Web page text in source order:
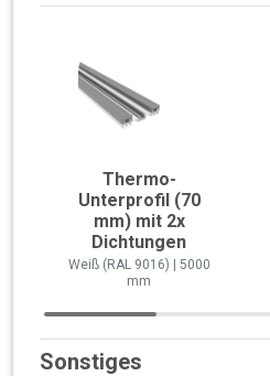
Thermo-
Unterprofil (70
mm) mit 2x
Dichtungen
Weiß (RAL 9016) | 5000
mm
Sonstiges